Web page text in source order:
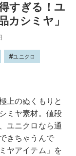
すぎる！ユ
カシミヤ」
ユニクロ
上のぬくもりと
ミヤ素材。値段
ユニクロなら通
きちゃうんで
ヤアイテム」を